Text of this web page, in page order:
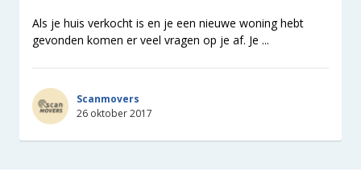
Als je huis verkocht is en je een nieuwe woning hebt
gevonden komen er veel vragen op je af. Je ...
Scanmovers
26 oktober 2017